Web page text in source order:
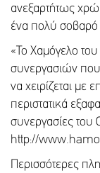
ανεξαρτήτως
ένα πολύ σοβαρό
«Το Χαμόγελο
συνεργασιών που
να χειρίζεται με
περιστατικά
συνεργασίες του
http://
Περισσότερες